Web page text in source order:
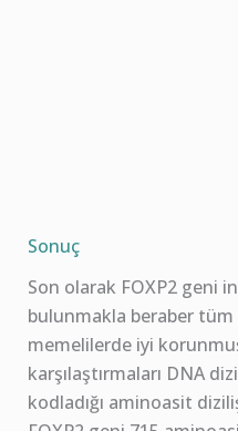
Sonuç
Son olarak FOXP2 geni
bulunmakla beraber
memelilerde iyi
karşılaştırmaları DNA
kodladığı aminoasit